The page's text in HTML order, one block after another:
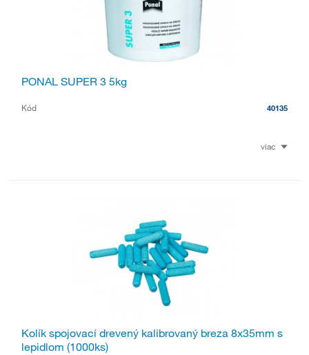
PONAL SUPER 3 5kg
Kód 40135
viac
Kolík spojovací drevený kalibrovaný breza 8x35mm s
lepidlom (1000ks)